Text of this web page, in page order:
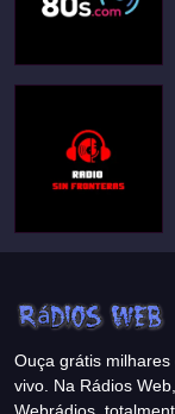
Ouça grátis
vivo. Na Rádios